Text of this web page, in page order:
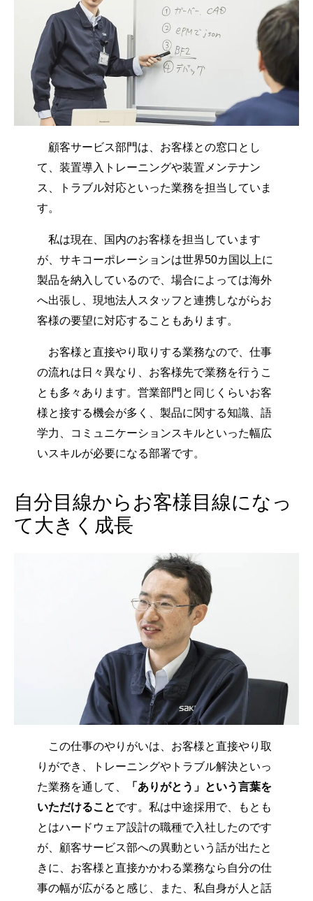
顧客サービス部門は、お客様との窓口とし
て、装置導入トレーニングや装置メンテナン
ス、トラブル対応といった業務を担当していま
す。
私は現在、国内のお客様を担当しています
が、サキコーポレーションは世界50カ国以上に
製品を納入しているので、場合によっては海外
へ出張し、現地法人スタッフと連携しながらお
客様の要望に対応することもあります。
お客様と直接やり取りする業務なので、仕事
の流れは日々異なり、お客様先で業務を行うこ
とも多々あります。営業部門と同じくらいお客
様と接する機会が多く、製品に関する知識、語
学力、コミュニケーションスキルといった幅広
いスキルが必要になる部署です。
自分目線からお客様目線になっ
て大きく成長
この仕事のやりがいは、お客様と直接やり取
りができ、トレーニングやトラブル解決といっ
た業務を通して、
「ありがとう」という言葉を
いただけることです。私は中途採用で、もとも
とはハードウェア設計の職種で入社したのです
が、顧客サービス部への異動という話が出たと
きに、お客様と直接かかわる業務なら自分の仕
事の幅が広がると感じ、また、私自身が人と話